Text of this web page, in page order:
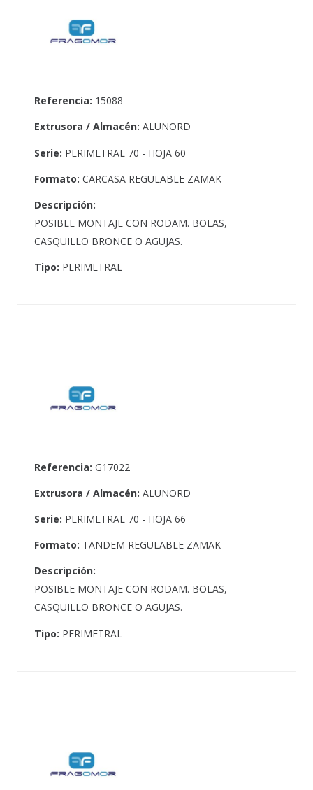
Referencia: 15088
Extrusora / Almacén: ALUNORD
Serie: PERIMETRAL 70 - HOJA 60
Formato: CARCASA REGULABLE ZAMAK
Descripción:
POSIBLE MONTAJE CON RODAM. BOLAS,
CASQUILLO BRONCE O AGUJAS.
Tipo: PERIMETRAL
Referencia: G17022
Extrusora / Almacén: ALUNORD
Serie: PERIMETRAL 70 - HOJA 66
Formato: TANDEM REGULABLE ZAMAK
Descripción:
POSIBLE MONTAJE CON RODAM. BOLAS,
CASQUILLO BRONCE O AGUJAS.
Tipo: PERIMETRAL